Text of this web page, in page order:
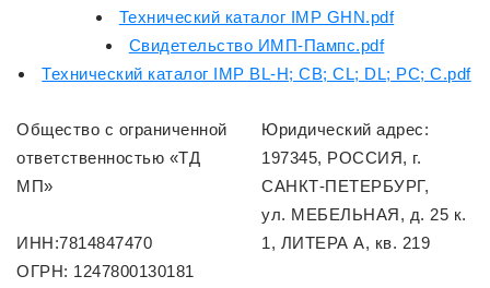
Технический каталог IMP GHN.pdf
Свидетельство ИМП-Пампс.pdf
Технический каталог IMP BL-H; CB; CL; DL; PC; C.pdf
Общество с ограниченной
ответственностью «ТД
МП»
ИНН:7814847470
ОГРН: 1247800130181
Юридический адрес:
197345, РОССИЯ, г.
САНКТ-ПЕТЕРБУРГ,
ул. МЕБЕЛЬНАЯ, д. 25 к.
1, ЛИТЕРА А, кв. 219